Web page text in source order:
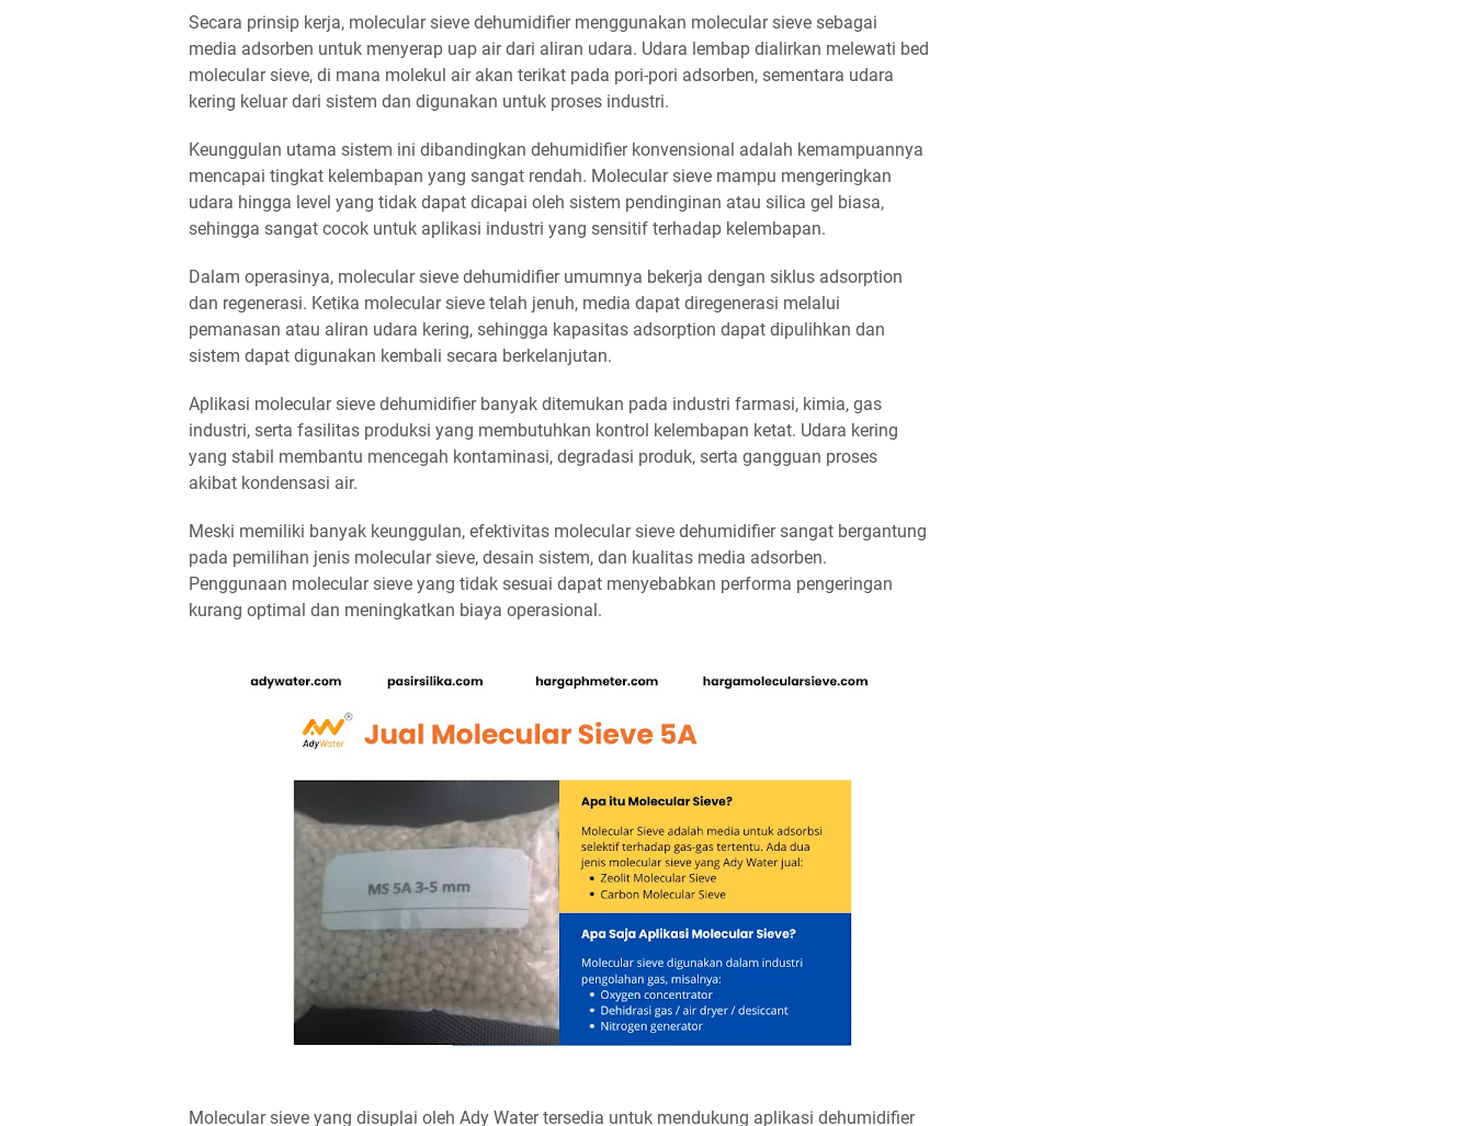
Secara prinsip kerja, molecular sieve dehumidifier menggunakan molecular sieve sebagai
media adsorben untuk menyerap uap air dari aliran udara. Udara lembap dialirkan melewati bed
molecular sieve, di mana molekul air akan terikat pada pori-pori adsorben, sementara udara
kering keluar dari sistem dan digunakan untuk proses industri.
Keunggulan utama sistem ini dibandingkan dehumidifier konvensional adalah kemampuannya
mencapai tingkat kelembapan yang sangat rendah. Molecular sieve mampu mengeringkan
udara hingga level yang tidak dapat dicapai oleh sistem pendinginan atau silica gel biasa,
sehingga sangat cocok untuk aplikasi industri yang sensitif terhadap kelembapan.
Dalam operasinya, molecular sieve dehumidifier umumnya bekerja dengan siklus adsorption
dan regenerasi. Ketika molecular sieve telah jenuh, media dapat diregenerasi melalui
pemanasan atau aliran udara kering, sehingga kapasitas adsorption dapat dipulihkan dan
sistem dapat digunakan kembali secara berkelanjutan.
Aplikasi molecular sieve dehumidifier banyak ditemukan pada industri farmasi, kimia, gas
industri, serta fasilitas produksi yang membutuhkan kontrol kelembapan ketat. Udara kering
yang stabil membantu mencegah kontaminasi, degradasi produk, serta gangguan proses
akibat kondensasi air.
Meski memiliki banyak keunggulan, efektivitas molecular sieve dehumidifier sangat bergantung
pada pemilihan jenis molecular sieve, desain sistem, dan kualitas media adsorben.
Penggunaan molecular sieve yang tidak sesuai dapat menyebabkan performa pengeringan
kurang optimal dan meningkatkan biaya operasional.
Molecular sieve yang disuplai oleh Ady Water tersedia untuk mendukung aplikasi dehumidifier